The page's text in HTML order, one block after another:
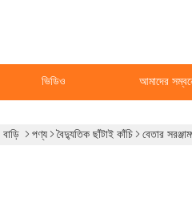
ভিডিও আমাদের
বাড়ি পণ্য বৈদ্যুতিক ছাঁটাই কাঁচি বেতার